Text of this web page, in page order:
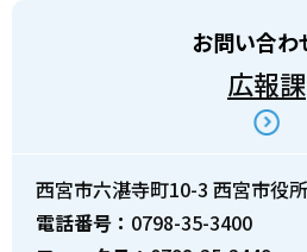
お問い合わ
広報課
西宮市六湛寺町10-3 西宮市役
電話番号： 0798-35-3400